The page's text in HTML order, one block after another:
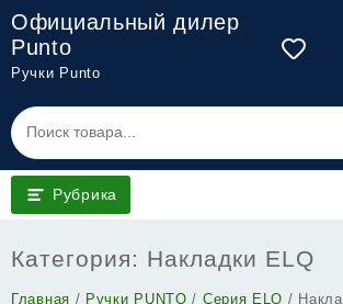
Перейти
содержимому
Официальный дилер
Punto
Ручки Punto
Рубрика
Категория: Накладки ELQ
Главная / Ручки PUNTO / Серия ELQ /